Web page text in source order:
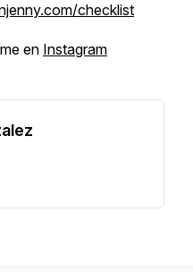
checklist
en Instagram